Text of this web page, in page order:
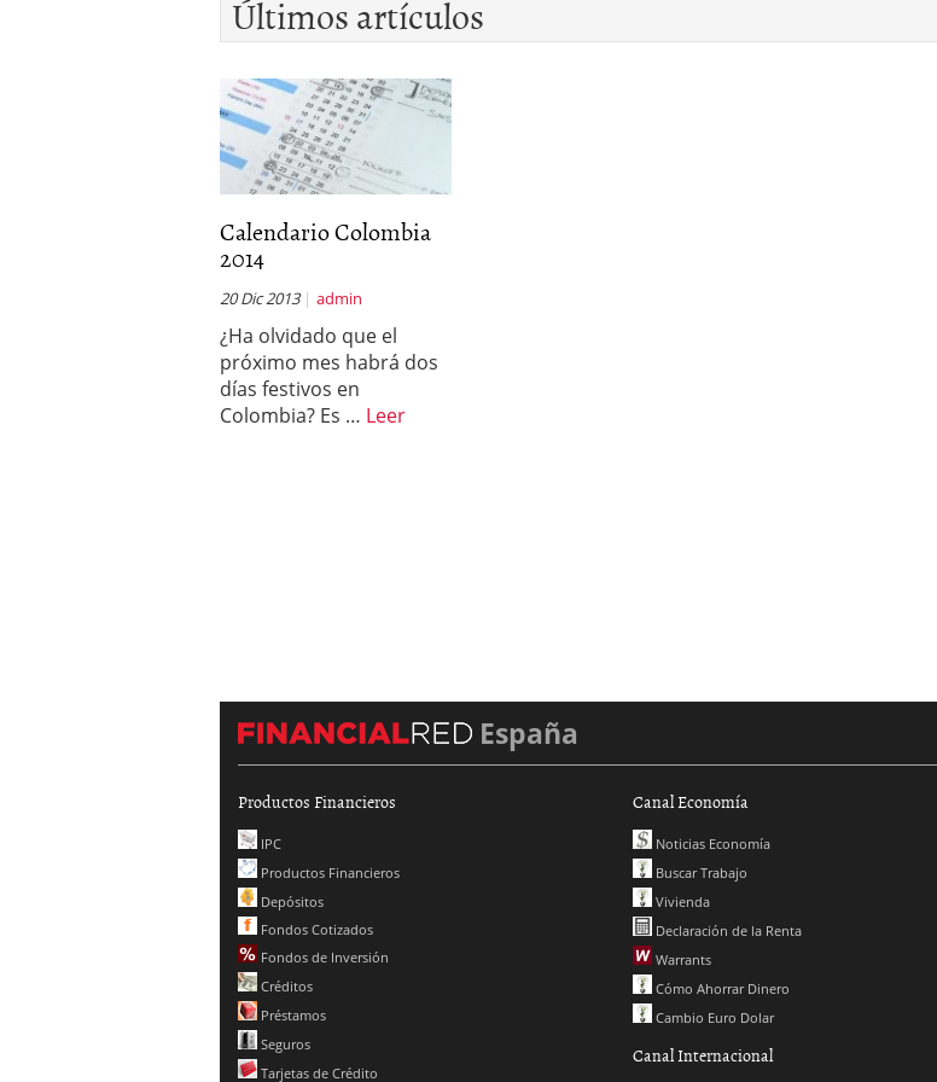
Últimos artículos
Calendario Colombia
2014
20 Dic 2013 admin
¿Ha olvidado que el
próximo mes habrá dos
días festivos en
Colombia? Es … Leer
España
Productos Financieros
IPC
Productos Financieros
Depósitos
Fondos Cotizados
Fondos de Inversión
Créditos
Préstamos
Seguros
Tarjetas de Crédito
Canal Economía
Noticias Economía
Buscar Trabajo
Vivienda
Declaración de la Renta
Warrants
Cómo Ahorrar Dinero
Cambio Euro Dolar
Canal Internacional